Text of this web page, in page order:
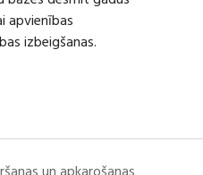
apvienības
izbeigšanas.